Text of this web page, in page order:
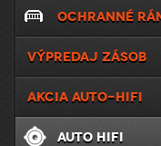
OCHRANNÉ
VÝPREDAJ ZÁSOB
AKCIA AUTO-HIFI
AUTO HIFI